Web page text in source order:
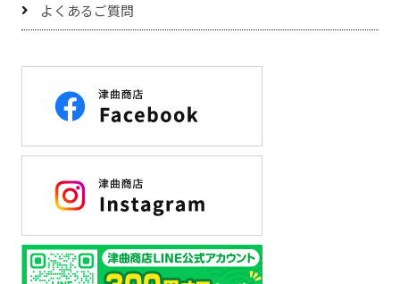
よくあるご質問